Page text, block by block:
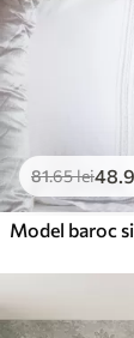
81.65lei48
Model baroc